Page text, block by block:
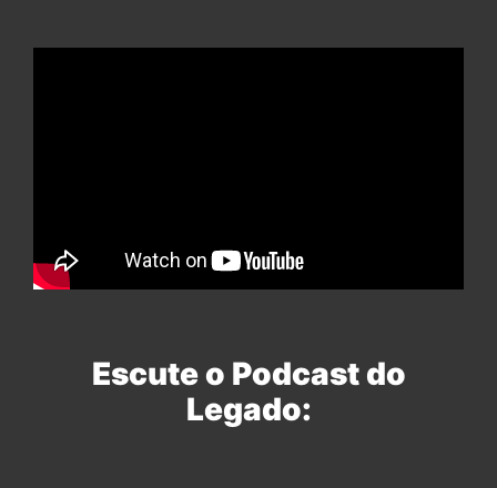
Escute o Podcast do
Legado: